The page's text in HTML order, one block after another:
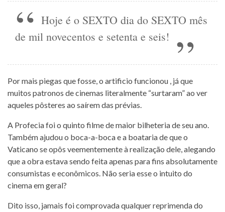
Hoje é o SEXTO dia do SEXTO mês
de mil novecentos e setenta e seis!
Por mais piegas que fosse, o artificio funcionou , já que
muitos patronos de cinemas literalmente “surtaram” ao ver
aqueles pôsteres ao saírem das prévias.
A Profecia foi o quinto filme de maior bilheteria de seu ano.
Também ajudou o boca-a-boca e a boataria de que o
Vaticano se opôs veementemente à realização dele, alegando
que a obra estava sendo feita apenas para fins absolutamente
consumistas e econômicos. Não seria esse o intuito do
cinema em geral?
Dito isso, jamais foi comprovada qualquer reprimenda do